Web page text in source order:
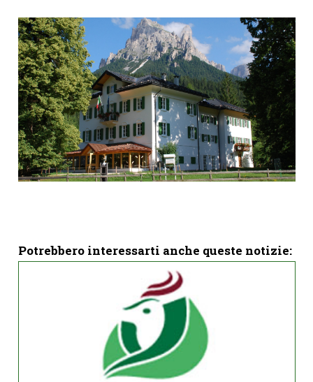
Potrebbero interessarti anche queste notizie: